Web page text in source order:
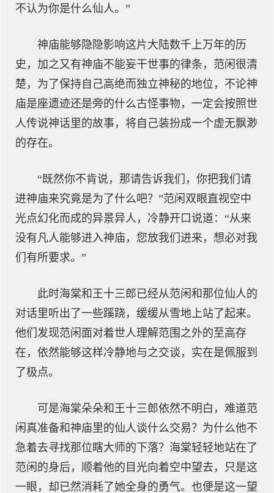
不认为你是什么仙人。”
神庙能够隐隐影响这片大陆数千上万年的历
史，加之又有神庙不能妄干世事的律条，范闲很清
楚，为了保持自己高绝而独立神秘的地位，不论神
庙是座遗迹还是旁的什么古怪事物，一定会按照世
人传说神话里的故事，将自己装扮成一个虚无飘渺
的存在。
“既然你不肯说，那请告诉我们，你把我们请
进神庙来究竟是为了什么吧？”范闲双眼直视空中
光点幻化而成的异景异人，冷静开口说道：“从来
没有凡人能够进入神庙，您放我们进来，想必对我
们有所要求。”
此时海棠和王十三郎已经从范闲和那位仙人的
对话里听出了一些蹊跷，缓缓从雪地上站了起来。
他们发现范闲面对着世人理解范围之外的至高存
在，依然能够这样冷静地与之交谈，实在是佩服到
了极点。
可是海棠朵朵和王十三郎依然不明白，难道范
闲真准备和神庙里的仙人谈什么交易？为什么他不
急着去寻找那位瞎大师的下落？海棠轻轻地站在了
范闲的身后，顺着他的目光向着空中望去，只是这
一眼，却已然消耗了她全身的勇气。也便是这一望